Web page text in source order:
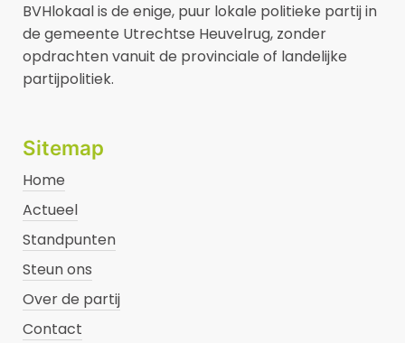
BVHlokaal is de enige, puur lokale politieke partij in
de gemeente Utrechtse Heuvelrug, zonder
opdrachten vanuit de provinciale of landelijke
partijpolitiek.
Sitemap
Home
Actueel
Standpunten
Steun ons
Over de partij
Contact